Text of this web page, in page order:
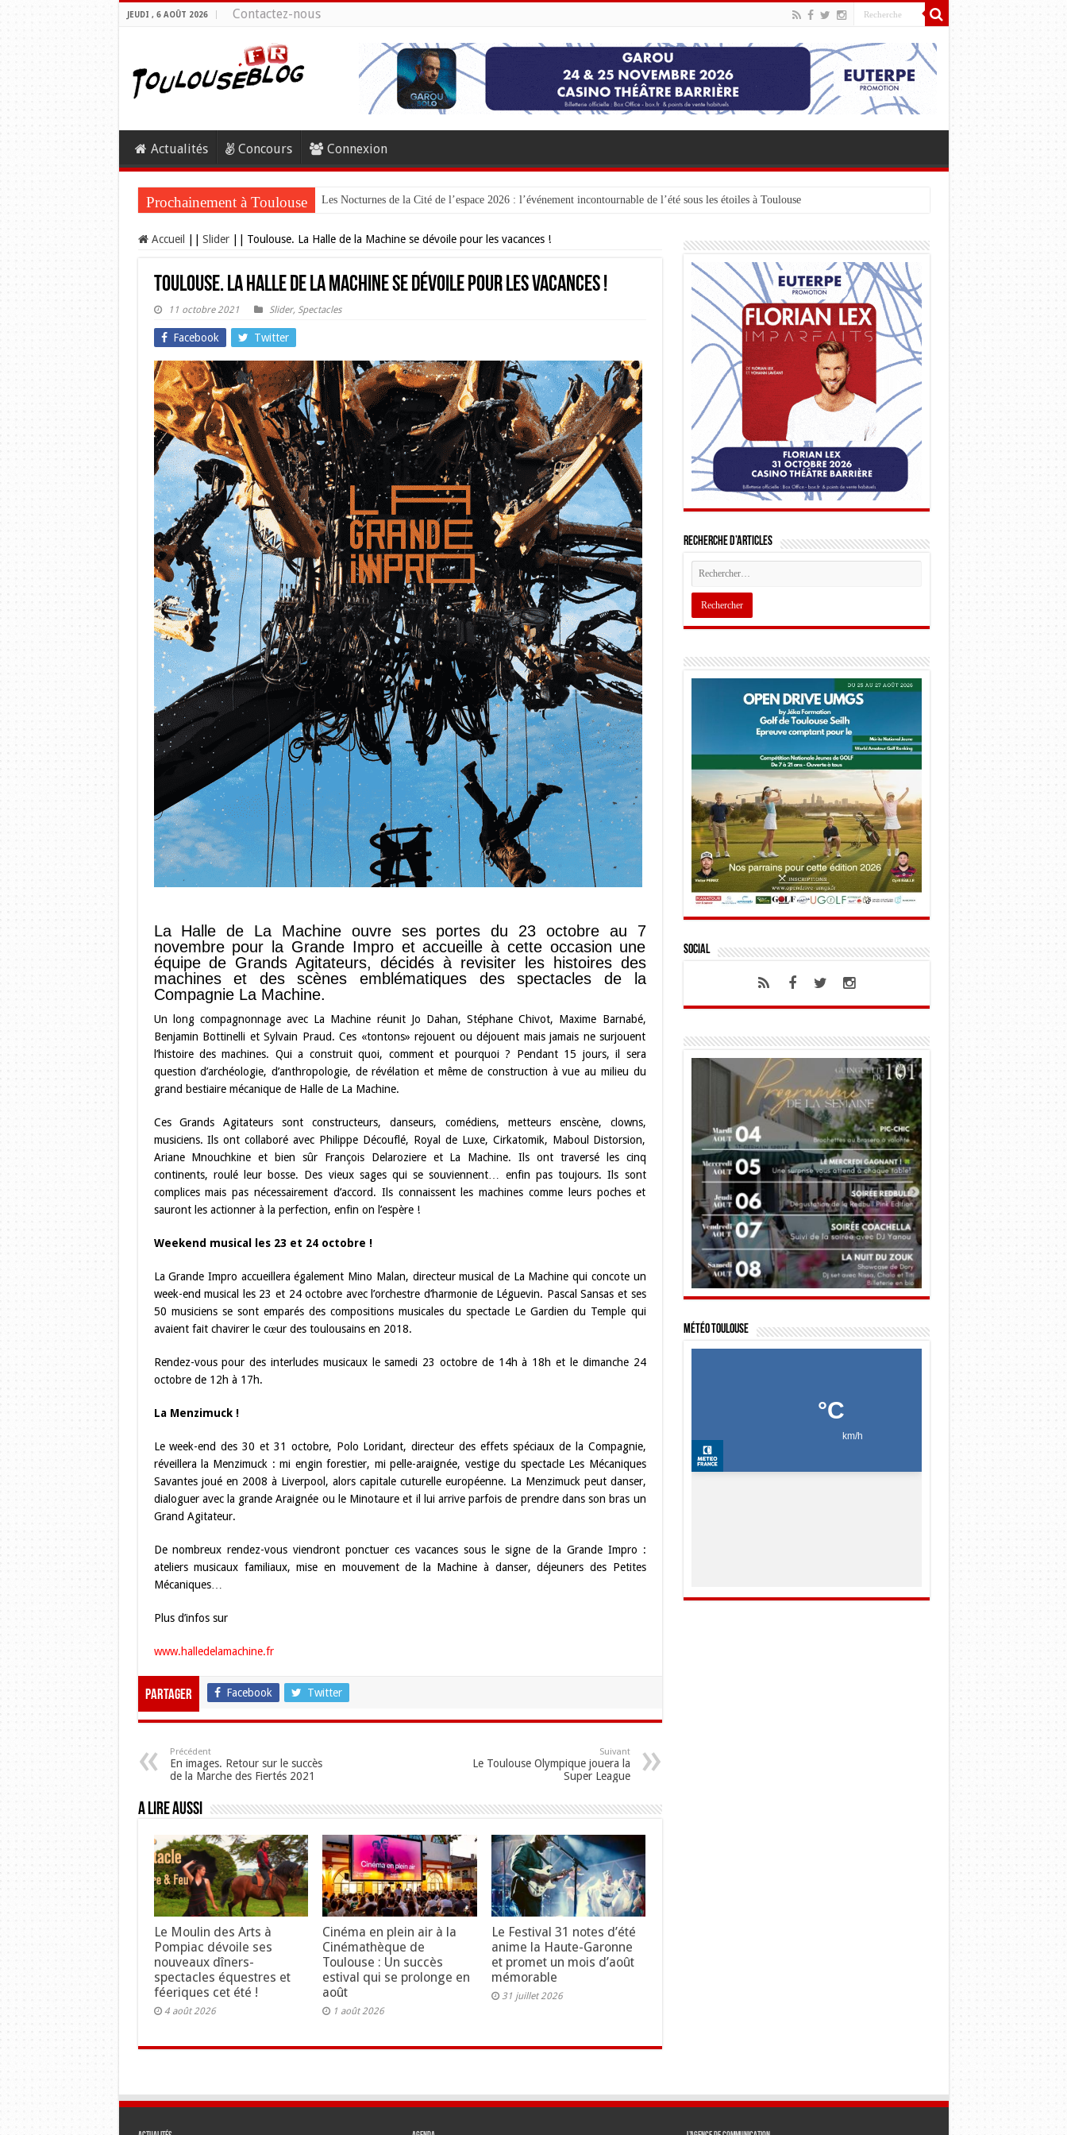
JEUDI , 6 AOÛT 2026 Contactez-nous
Actualités Concours Connexion
Prochainement à Toulouse Les Nocturnes de la Cité de l’espace 2026 : l’événement incontournable de l’été sous les étoiles à Toulouse
Accueil Slider Toulouse. La Halle de la Machine se dévoile pour les vacances !
Toulouse. La Halle de la Machine se dévoile pour les vacances !
11 octobre 2021 Slider, Spectacles
Facebook Twitter
La Halle de La Machine ouvre ses portes du 23 octobre au 7
novembre pour la Grande Impro et accueille à cette occasion une
équipe de Grands Agitateurs, décidés à revisiter les histoires des
machines et des scènes emblématiques des spectacles de la
Compagnie La Machine.
Un long compagnonnage avec La Machine réunit Jo Dahan, Stéphane Chivot, Maxime Barnabé,
Benjamin Bottinelli et Sylvain Praud. Ces «tontons» rejouent ou déjouent mais jamais ne surjouent
l’histoire des machines. Qui a construit quoi, comment et pourquoi ? Pendant 15 jours, il sera
question d’archéologie, d’anthropologie, de révélation et même de construction à vue au milieu du
grand bestiaire mécanique de Halle de La Machine.
Ces Grands Agitateurs sont constructeurs, danseurs, comédiens, metteurs enscène, clowns,
musiciens. Ils ont collaboré avec Philippe Découflé, Royal de Luxe, Cirkatomik, Maboul Distorsion,
Ariane Mnouchkine et bien sûr François Delaroziere et La Machine. Ils ont traversé les cinq
continents, roulé leur bosse. Des vieux sages qui se souviennent… enfin pas toujours. Ils sont
complices mais pas nécessairement d’accord. Ils connaissent les machines comme leurs poches et
sauront les actionner à la perfection, enfin on l’espère !
Weekend musical les 23 et 24 octobre !
La Grande Impro accueillera également Mino Malan, directeur musical de La Machine qui concote un
week-end musical les 23 et 24 octobre avec l’orchestre d’harmonie de Léguevin. Pascal Sansas et ses
50 musiciens se sont emparés des compositions musicales du spectacle Le Gardien du Temple qui
avaient fait chavirer le cœur des toulousains en 2018.
Rendez-vous pour des interludes musicaux le samedi 23 octobre de 14h à 18h et le dimanche 24
octobre de 12h à 17h.
La Menzimuck !
Le week-end des 30 et 31 octobre, Polo Loridant, directeur des effets spéciaux de la Compagnie,
réveillera la Menzimuck : mi engin forestier, mi pelle-araignée, vestige du spectacle Les Mécaniques
Savantes joué en 2008 à Liverpool, alors capitale cuturelle européenne. La Menzimuck peut danser,
dialoguer avec la grande Araignée ou le Minotaure et il lui arrive parfois de prendre dans son bras un
Grand Agitateur.
De nombreux rendez-vous viendront ponctuer ces vacances sous le signe de la Grande Impro :
ateliers musicaux familiaux, mise en mouvement de la Machine à danser, déjeuners des Petites
Mécaniques…
Plus d’infos sur
www.halledelamachine.fr
Partager Facebook Twitter
Précédent
En images. Retour sur le succès
de la Marche des Fiertés 2021
Suivant
Le Toulouse Olympique jouera la
Super League
A lire aussi
Le Moulin des Arts à
Pompiac dévoile ses
nouveaux dîners-
spectacles équestres et
féeriques cet été !
4 août 2026
Cinéma en plein air à la
Cinémathèque de
Toulouse : Un succès
estival qui se prolonge en
août
1 août 2026
Le Festival 31 notes d’été
anime la Haute-Garonne
et promet un mois d’août
mémorable
31 juillet 2026
Recherche d’articles
Social
Météo Toulouse